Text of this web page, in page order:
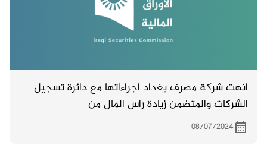
انهت شركة مصرف بغداد اجراءاتها مع دائرة تسجيل
الشركات والمتضمن زيادة راس المال من
مليار دينار .
08/07/2024